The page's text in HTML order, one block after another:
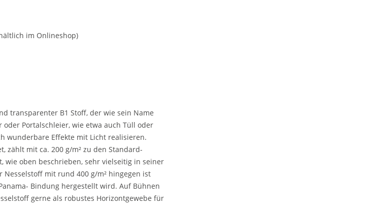
im Onlineshop)
transparenter B1 Stoff, der wie sein Name
oder Portalschleier, wie etwa auch Tüll oder
wunderbare Effekte mit Licht realisieren.
zählt mit ca. 200 g/m² zu den Standard-
wie oben beschrieben, sehr vielseitig in seiner
mit rund 400 g/m² hingegen ist
Bindung hergestellt wird. Auf Bühnen
gerne als robustes Horizontgewebe für